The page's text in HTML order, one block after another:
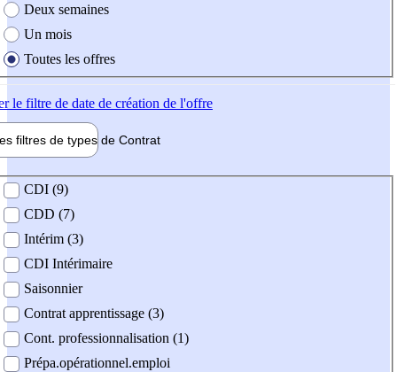
Deux semaines
Un mois
Toutes les offres
le filtre de date de création de l'offre
filtres de types de Contrat
contrat
CDI (9)
CDD (7)
Intérim (3)
CDI Intérimaire
Saisonnier
Contrat apprentissage (3)
Cont. professionnalisation (1)
Prépa.opérationnel.emploi